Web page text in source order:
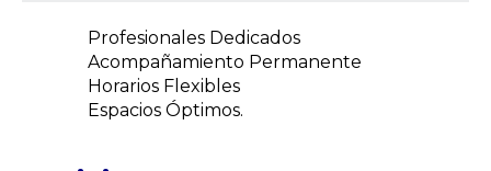
Profesionales Dedicados
Acompañamiento Permanente
Horarios Flexibles
Espacios Óptimos.